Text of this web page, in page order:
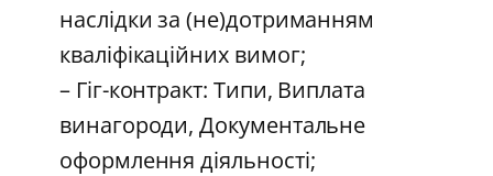
наслідки за (не)дотриманням
кваліфікаційних вимог;
– Гіг-контракт: Типи, Виплата
винагороди, Документальне
оформлення діяльності;